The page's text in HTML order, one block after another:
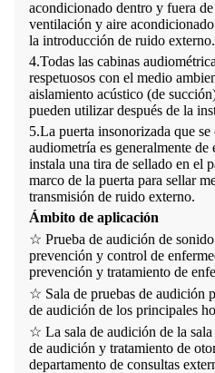
acondicionado dentro y fuera
ventilación y aire
la introducción de ruido externo.
4.Todas las cabinas
respetuosos con el medio
aislamiento acústico (de
pueden utilizar después de la
5.La puerta insonorizada que
audiometría es generalmente de
instala una tira de sellado en el
marco de la puerta para sellar
transmisión de ruido externo.
Ámbito de aplicación
☆ Prueba de audición de
prevención y control de
prevención y tratamiento de
☆ Sala de pruebas de audición
de audición de los principales
☆ La sala de audición de la
de audición y tratamiento de
departamento de consultas